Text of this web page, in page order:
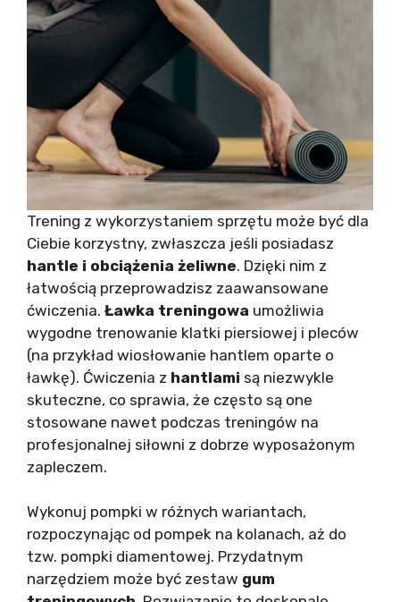
Trening z wykorzystaniem sprzętu może być dla
Ciebie korzystny, zwłaszcza jeśli posiadasz
hantle i obciążenia żeliwne. Dzięki nim z
łatwością przeprowadzisz zaawansowane
ćwiczenia. Ławka treningowa umożliwia
wygodne trenowanie klatki piersiowej i pleców
(na przykład wiosłowanie hantlem oparte o
ławkę). Ćwiczenia z hantlami są niezwykle
skuteczne, co sprawia, że często są one
stosowane nawet podczas treningów na
profesjonalnej siłowni z dobrze wyposażonym
zapleczem.
Wykonuj pompki w różnych wariantach,
rozpoczynając od pompek na kolanach, aż do
tzw. pompki diamentowej. Przydatnym
narzędziem może być zestaw gum